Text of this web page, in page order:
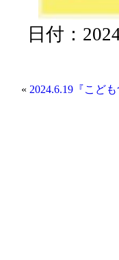
日付：
« 2024.6.19『こど